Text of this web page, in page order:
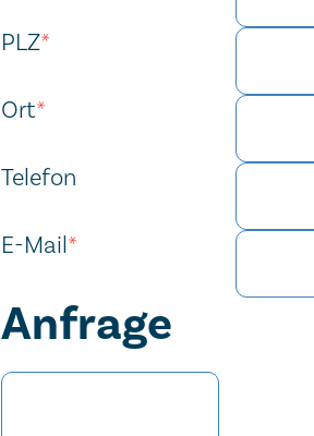
PLZ*
Ort*
Telefon
E-Mail*
Anfrage